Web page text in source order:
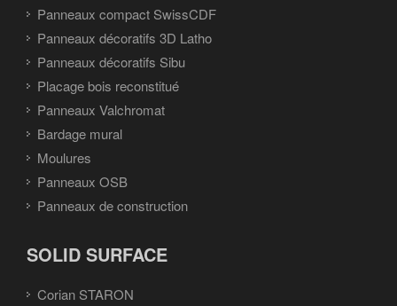
Panneaux compact SwissCDF
Panneaux décoratifs 3D Latho
Panneaux décoratifs Sibu
Placage bois reconstitué
Panneaux Valchromat
Bardage mural
Moulures
Panneaux OSB
Panneaux de construction
SOLID SURFACE
Corian STARON